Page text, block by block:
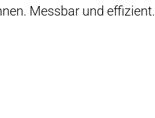
Messbar und effizient.